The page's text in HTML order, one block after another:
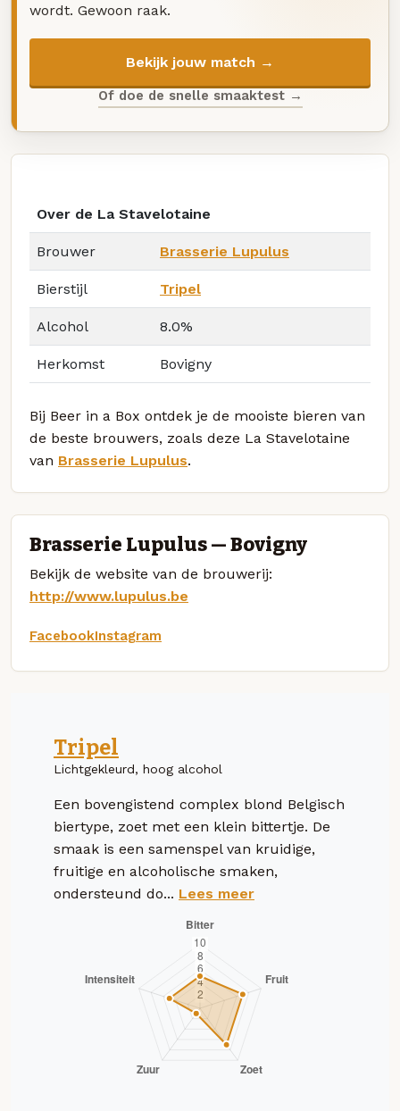
wordt. Gewoon raak.
Bekijk jouw match →
Of doe de snelle smaaktest →
Over de La Stavelotaine
Brouwer Brasserie Lupulus
Bierstijl Tripel
Alcohol 8.0%
Herkomst Bovigny
Bij Beer in a Box ontdek je de mooiste bieren van
de beste brouwers, zoals deze La Stavelotaine
van Brasserie Lupulus.
Brasserie Lupulus — Bovigny
Bekijk de website van de brouwerij:
http://www.lupulus.be
FacebookInstagram
Tripel
Lichtgekleurd, hoog alcohol
Een bovengistend complex blond Belgisch
biertype, zoet met een klein bittertje. De
smaak is een samenspel van kruidige,
fruitige en alcoholische smaken,
ondersteund do... Lees meer